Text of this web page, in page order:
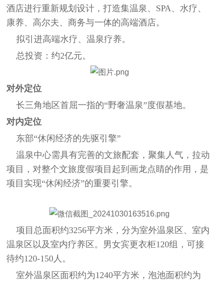
酒店进行重新规划设计，打造集温泉、SPA、水疗、
康养、高尔夫、商务与一体的高端酒店。
拟引进高端水疗、温泉疗养。
总投资：约2亿元。
对外定位
长三角地区首屈一指的“野奢温泉”度假基地。
对内定位
东部“休闲经济的先驱引擎”
温泉中心需具有完善的文旅配套，聚集人气，拉动
项目，对整个文旅度假项目起到画龙点睛的作用，是
项目实现“休闲经济”的重要引擎。
项目总面积约3256平方米，分为室外温泉区、室内
温泉区以及室内疗养区。男女宾更衣柜120组，可接
待约120-150人。
室外温泉区面积约为1240平方米，泡池面积约为